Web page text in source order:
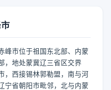
峰市位于祖国东北部、内蒙
，地处蒙冀辽三省区交界
，西接锡林郭勒盟，南与河
宁省朝阳市毗邻，北与内蒙